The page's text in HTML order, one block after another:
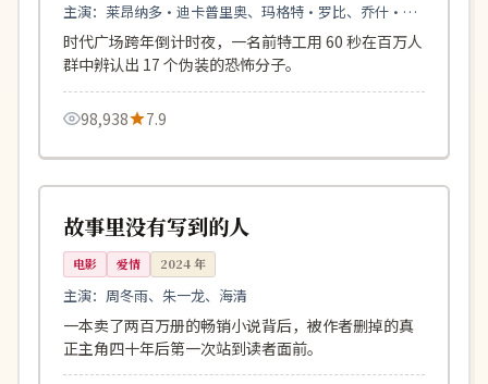
主演：莱昂纳多·迪卡普里奥、玛格特·罗比、乔什·布
洛林
时代广场跨年倒计时夜，一名前特工用 60 秒在百万人
群中辨认出 17 个伪装的恐怖分子。
98,938 7.9
中国
连载中 113分钟
故事里没有写到的人
电影 爱情 2024年
主演：周冬雨、朱一龙、海清
一本卖了两百万册的畅销小说背后，被作者删掉的真
正主角四十年后第一次站到读者面前。